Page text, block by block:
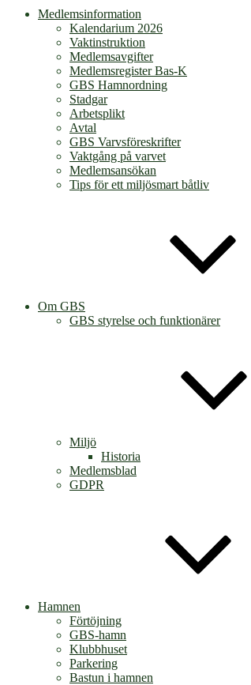
Medlemsinformation
Kalendarium 2026
Vaktinstruktion
Medlemsavgifter
Medlemsregister Bas-K
GBS Hamnordning
Stadgar
Arbetsplikt
Avtal
GBS Varvsföreskrifter
Vaktgång på varvet
Medlemsansökan
Tips för ett miljösmart båtliv
Om GBS
GBS styrelse och funktionärer
Miljö
Historia
Medlemsblad
GDPR
Hamnen
Förtöjning
GBS-hamn
Klubbhuset
Parkering
Bastun i hamnen